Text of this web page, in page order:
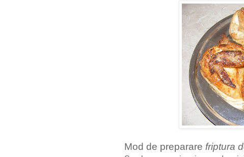
Mod de preparare friptura